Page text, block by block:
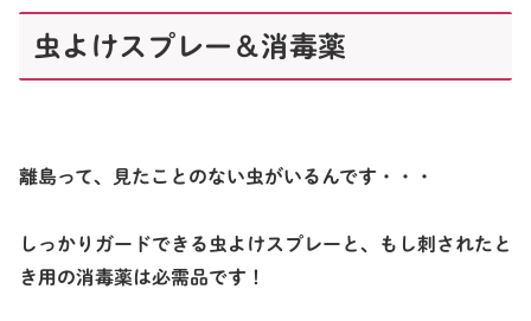
虫よけスプレー＆消毒薬
離島って、見たことのない虫がいるんです・・・
しっかりガードできる虫よけスプレーと、もし刺されたと
き用の消毒薬は必需品です！